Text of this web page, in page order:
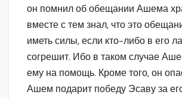
он помнил об обещании Ашема
вместе с тем знал, что это
иметь силы, если кто-либо в его
согрешит. Ибо в таком случае
ему на помощь. Кроме того, он
Ашем подарит победу Эсаву за